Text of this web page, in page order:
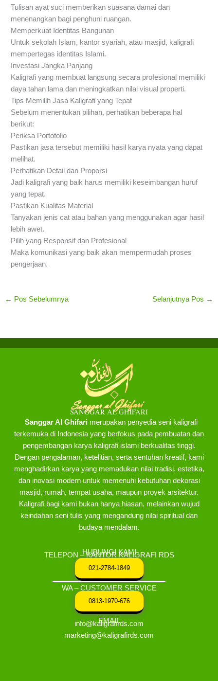
Tulisan ayat suci memberikan suasana damai dan
menenangkan bagi penghuni ruangan.
Memperkuat Identitas Bangunan
Untuk sekolah Islam, kantor syariah, atau masjid, kaligrafi
mempertegas identitas Islami.
Investasi Jangka Panjang
Kaligrafi yang membuat langsung secara profesional memiliki
daya tahan lama dan meningkatkan nilai visual properti.
Tips Memilih Jasa Kaligrafi yang Tepat
Sebelum menentukan pilihan, perhatikan beberapa hal
berikut:
Periksa Portofolio
Pastikan jasa tersebut memiliki hasil karya nyata yang dapat
melihat.
Perhatikan Detail dan Proporsi
Jadi kaligrafi yang baik harus memiliki keseimbangan huruf
yang tepat.
Pastikan Kualitas Material
Tanyakan jenis cat atau bahan yang menggunakan agar hasil
lebih awet.
Pilih yang Responsif dan Profesional
Maka komunikasi yang baik akan mempermudah proses
pengerjaan.
← Pos Sebelumnya Selanjutnya Pos →
SANGGAR AL GHIFARI
Sanggar Al Ghifarimerupakan penyedia seni kaligrafi
terkemuka di Indonesia yang berfokus pada pembuatan dan
pengembangan karya kaligrafi islami berkualitas tinggi.
Dengan pengalaman, ketelitian, serta sentuhan kreatif, kami
menghadirkan karya yang memadukan nilai tradisi, estetika,
dan inovasi modern untuk memenuhi kebutuhan dekorasi
masjid, rumah, tempat usaha, maupun proyek arsitektur.
Kaligrafi bagi kami bukan hanya hiasan, melainkan wujud
keindahan seni tulis yang mengandung nilai spiritual dan
budaya mendalam.
HUBUNGI KAMI
TELEPON – KANTOR KALIGRAFI RDS
021-2784-1849
WA – CUSTOMER SERVICE
0813-1970-676
EMAIL
info@kaligrafirds.com
marketing@kaligrafirds.com